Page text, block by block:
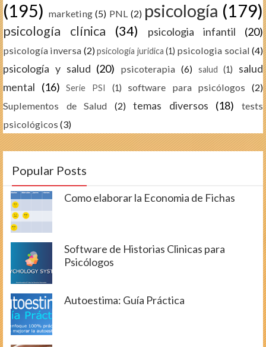
(195) marketing (5) PNL (2) psicología (179)
psicología clínica (34) psicologia infantil (20)
psicología inversa (2)psicología juridica (1) psicologia social (4)
psicología y salud (20) psicoterapia (6) salud (1)
salud
mental (16) Serie PSI (1) software para psicólogos
(2)
Suplementos de Salud
(2) temas diversos (18)
tests
psicológicos (3)
Popular Posts
Como elaborar la Economia de Fichas
Software de Historias Clinicas para
Psicólogos
Autoestima: Guía Práctica